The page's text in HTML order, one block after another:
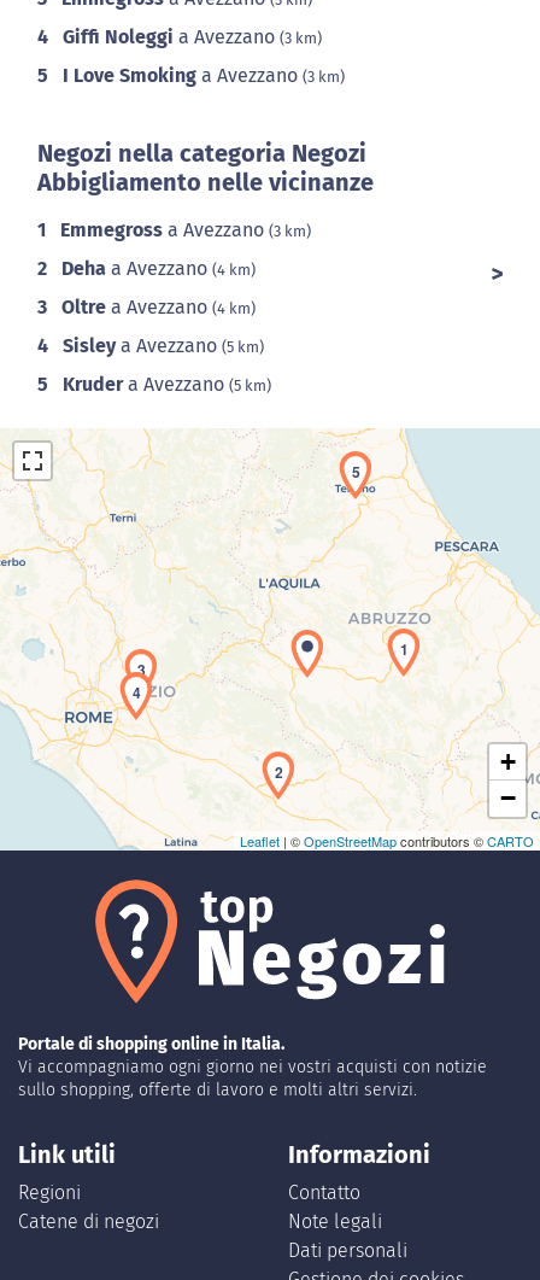
4 Giffi Noleggi a Avezzano (3 km)
5 I Love Smoking a Avezzano (3 km)
Negozi nella categoria Negozi
Abbigliamento nelle vicinanze
1 Emmegross a Avezzano (3 km)
2 Deha a Avezzano (4 km)
3 Oltre a Avezzano (4 km)
4 Sisleya Avezzano (5 km)
5 Krudera Avezzano (5 km)
Caricamento della carta in corso...
1
2
3
4
5
+
−
Leaflet | ©OpenStreetMapcontributors ©CARTO
Portale di shopping online in Italia.
Vi accompagniamo ogni giorno nei vostri acquisti con notizie
sullo shopping, offerte di lavoro e molti altri servizi.
Link utili
Regioni
Catene di negozi
Informazioni
Contatto
Note legali
Dati personali